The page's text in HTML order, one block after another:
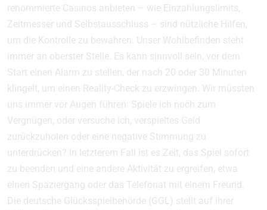
renommierte Casinos anbieten – wie Einzahlungslimits,
Zeitmesser und Selbstausschluss – sind nützliche Hilfen,
um die Kontrolle zu bewahren. Unser Wohlbefinden steht
immer an oberster Stelle. Es kann sinnvoll sein, vor dem
Start einen Alarm zu stellen, der nach 20 oder 30 Minuten
klingelt, um einen Reality-Check zu erzwingen. Wir müssten
uns immer vor Augen führen: Spiele ich noch zum
Vergnügen, oder versuche ich, verspieltes Geld
zurückzuholen oder eine negative Stimmung zu
unterdrücken? In letzterem Fall ist es Zeit, das Spiel sofort
zu beenden und eine andere Aktivität zu ergreifen, etwa
einen Spaziergang oder das Telefonat mit einem Freund.
Die deutsche Glücksspielbehörde (GGL) stellt auf ihrer